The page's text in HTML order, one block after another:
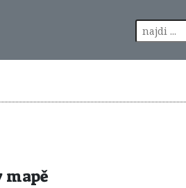
mapě